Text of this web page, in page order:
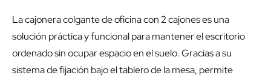
La cajonera colgante de oficina con 2 cajones es una
solución práctica y funcional para mantener el escritorio
ordenado sin ocupar espacio en el suelo. Gracias a su
sistema de fijación bajo el tablero de la mesa, permite